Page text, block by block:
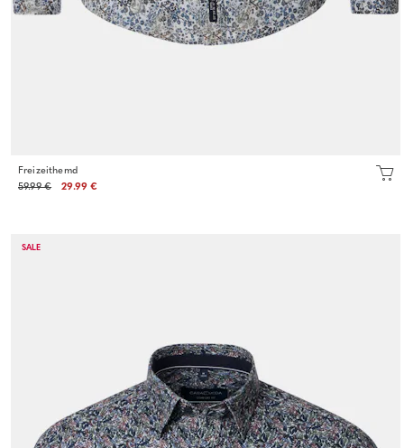
Freizeithemd
59.99 €
29.99 €
SALE